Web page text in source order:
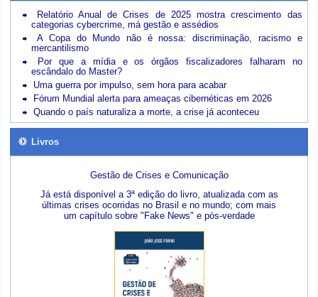
Relatório Anual de Crises de 2025 mostra crescimento das
categorias cybercrime, má gestão e assédios
A Copa do Mundo não é nossa: discriminação, racismo e
mercantilismo
Por que a mídia e os órgãos fiscalizadores falharam no
escândalo do Master?
Uma guerra por impulso, sem hora para acabar
Fórum Mundial alerta para ameaças cibernéticas em 2026
Quando o país naturaliza a morte, a crise já aconteceu
Livros
Gestão de Crises e Comunicação
Já está disponível a 3ª edição do livro, atualizada com as
últimas crises ocorridas no Brasil e no mundo; com mais
um capítulo sobre "Fake News" e pós-verdade